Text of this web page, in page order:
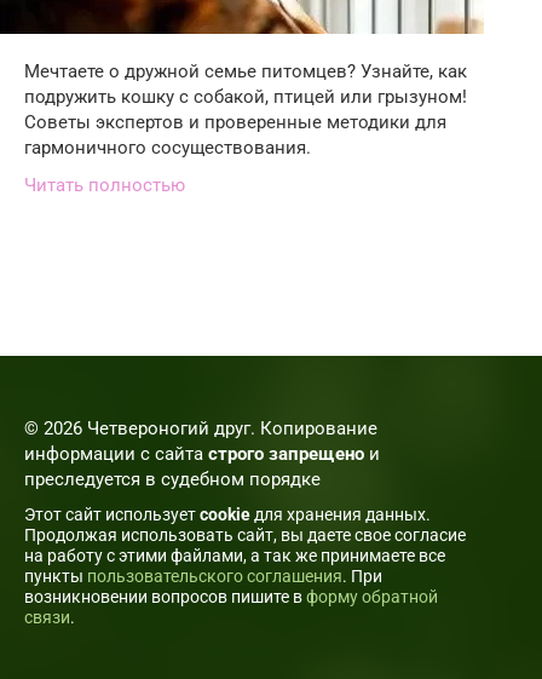
Мечтаете о дружной семье питомцев? Узнайте, как
подружить кошку с собакой, птицей или грызуном!
Советы экспертов и проверенные методики для
гармоничного сосуществования.
Читать полностью
© 2026 Четвероногий друг. Копирование
информации с сайта строго запрещено и
преследуется в судебном порядке
Этот сайт используетcookie для хранения данных.
Продолжая использовать сайт, вы даете свое согласие
на работу с этими файлами, а так же принимаете все
пункты пользовательского соглашения. При
возникновении вопросов пишите вформу обратной
связи.